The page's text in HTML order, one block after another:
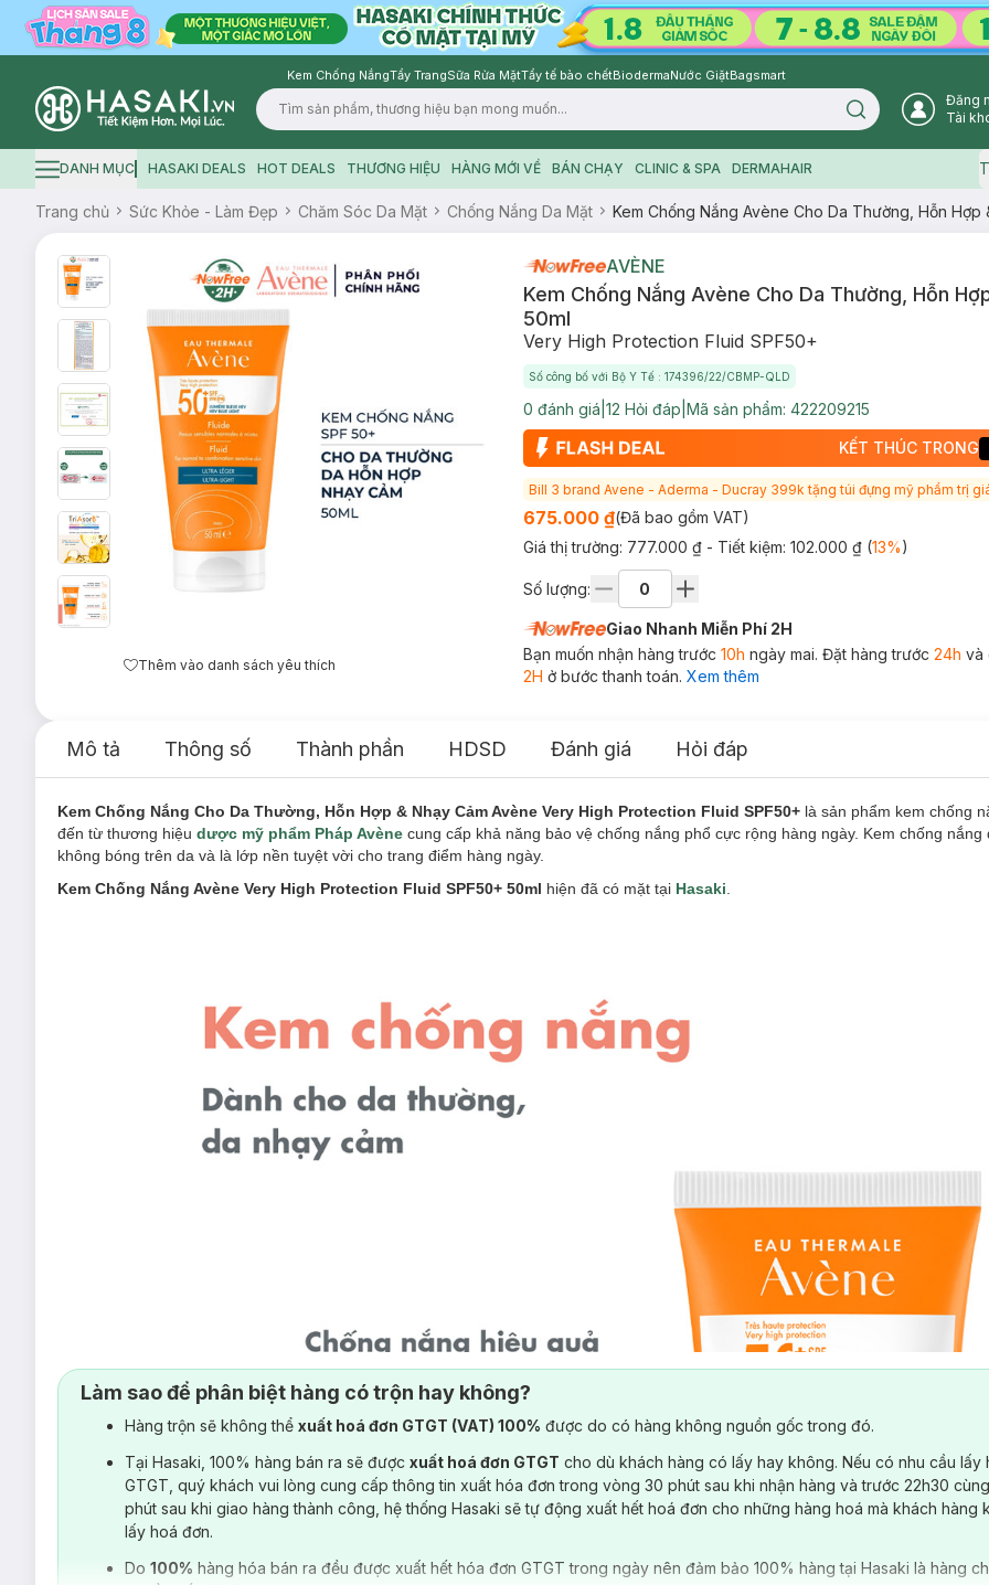
Kem Chống NắngTẩy TrangSữa Rửa MặtTẩy tế bào chếtBiodermaNước GiặtBagsmart
Logo
Search icon
Đăng
Tài
Hamburger icon
DANH MỤC HASAKI DEALS HOT DEALS THƯƠNG HIỆU HÀNG MỚI VỀ BÁN CHẠY CLINIC & SPA DERMAHAIR
Trang chủ Sức Khỏe - Làm Đẹp Chăm Sóc Da Mặt Chống Nắng Da Mặt Kem Chống Nắng Avène Cho Da Thường, Hỗn Hợp
Thêm vào danh sách yêu thích
AVÈNE
Kem Chống Nắng Avène Cho Da Thường, Hỗn
50ml
Very High Protection Fluid SPF50+
Số công bố với Bộ Y Tế : 174396/22/CBMP-QLD
0 đánh giá 12 Hỏi đáp Mã sản phẩm: 422209215
KẾT THÚC TRONG
Bill 3 brand Avene - Aderma - Ducray 399k tặng túi đựng mỹ phẩm trị
675.000 ₫(Đã bao gồm VAT)
Giá thị trường: 777.000 ₫ - Tiết kiệm: 102.000 ₫(13%)
Số lượng:
Giao Nhanh Miễn Phí 2H
Bạn muốn nhận hàng trước 10h ngày mai. Đặt hàng trước 24h và
2H ở bước thanh toán. Xem thêm
Mô tả Thông số Thành phần HDSD Đánh giá Hỏi đáp
Kem Chống Nắng Cho Da Thường, Hỗn Hợp & Nhạy Cảm Avène Very High Protection Fluid SPF50+ là sản phẩm kem chống
đến từ thương hiệu dược mỹ phẩm Pháp Avène cung cấp khả năng bảo vệ chống nắng phổ cực rộng hàng ngày. Kem chống nắng
không bóng trên da và là lớp nền tuyệt vời cho trang điểm hàng ngày.
Kem Chống Nắng Avène Very High Protection Fluid SPF50+ 50ml hiện đã có mặt tại Hasaki
Làm sao để phân biệt hàng có trộn hay không?
Hàng trộn sẽ không thể xuất hoá đơn GTGT (VAT) 100% được do có hàng không nguồn gốc trong đó.
Tại Hasaki, 100% hàng bán ra sẽ được xuất hoá đơn GTGT cho dù khách hàng có lấy hay không. Nếu có nhu cầu lấy
GTGT, quý khách vui lòng cung cấp thông tin xuất hóa đơn trong vòng 30 phút sau khi nhận hàng và trước 22h30
phút sau khi giao hàng thành công, hệ thống Hasaki sẽ tự động xuất hết hoá đơn cho những hàng hoá mà khách hàng
lấy hoá đơn.
Do 100% hàng hóa bán ra đều được xuất hết hóa đơn GTGT trong ngày nên đảm bảo 100% hàng tại Hasaki là hàng